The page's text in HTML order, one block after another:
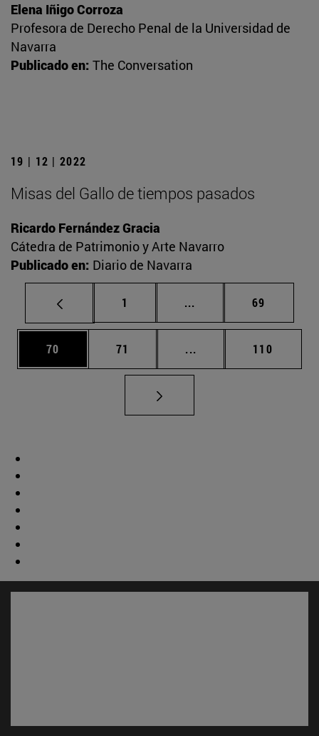
Elena Iñigo Corroza
Profesora de Derecho Penal de la Universidad de
Navarra
Publicado en: The Conversation
19 | 12 | 2022
Misas del Gallo de tiempos pasados
Ricardo Fernández Gracia
Cátedra de Patrimonio y Arte Navarro
Publicado en: Diario de Navarra
Página
1 ... Páginas intermedias
Página
69
Página
70 Página
71 ... Páginas intermedias
Página
110